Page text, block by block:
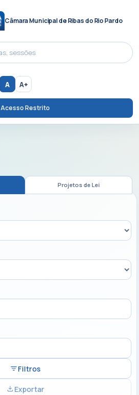
Câmara Municipal de Ribas do Rio Pardo
A A+
Acesso Restrito
Projetos de Lei
Filtros
Exportar